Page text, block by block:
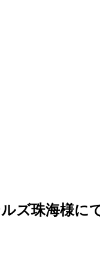
ズ珠海様に